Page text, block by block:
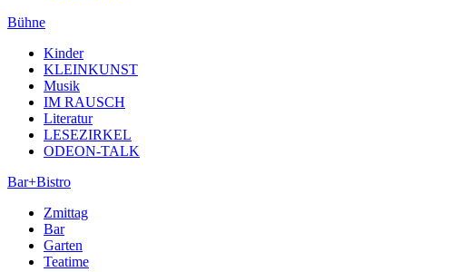
Bühne
Kinder
KLEINKUNST
Musik
IM RAUSCH
Literatur
LESEZIRKEL
ODEON-TALK
Bar+Bistro
Zmittag
Bar
Garten
Teatime